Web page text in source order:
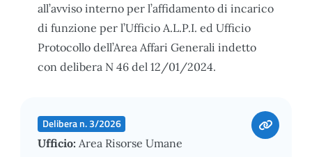
all’avviso interno per l’affidamento di incarico
di funzione per l’Ufficio A.L.P.I. ed Ufficio
Protocollo dell’Area Affari Generali indetto
con delibera N 46 del 12/01/2024.
Delibera n. 3/2026
Ufficio: Area Risorse Umane